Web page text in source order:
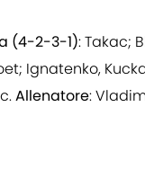
(4-2-3-1): Takac;
Ignatenko,
Allenatore: